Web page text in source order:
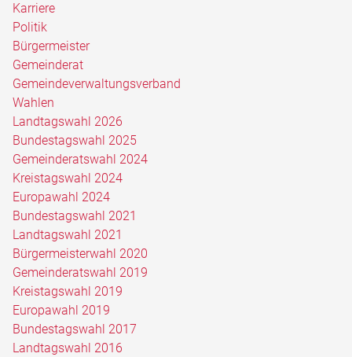
Karriere
Politik
Bürgermeister
Gemeinderat
Gemeindeverwaltungsverband
Wahlen
Landtagswahl 2026
Bundestagswahl 2025
Gemeinderatswahl 2024
Kreistagswahl 2024
Europawahl 2024
Bundestagswahl 2021
Landtagswahl 2021
Bürgermeisterwahl 2020
Gemeinderatswahl 2019
Kreistagswahl 2019
Europawahl 2019
Bundestagswahl 2017
Landtagswahl 2016